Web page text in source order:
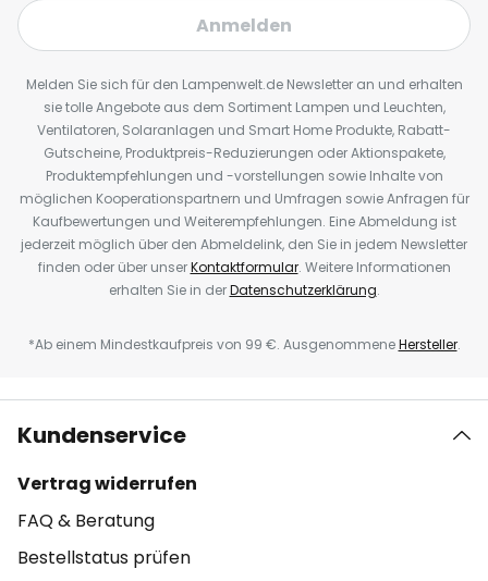
Anmelden
Melden Sie sich für den Lampenwelt.de Newsletter an und erhalten
sie tolle Angebote aus dem Sortiment Lampen und Leuchten,
Ventilatoren, Solaranlagen und Smart Home Produkte, Rabatt-
Gutscheine, Produktpreis-Reduzierungen oder Aktionspakete,
Produktempfehlungen und -vorstellungen sowie Inhalte von
möglichen Kooperationspartnern und Umfragen sowie Anfragen für
Kaufbewertungen und Weiterempfehlungen. Eine Abmeldung ist
jederzeit möglich über den Abmeldelink, den Sie in jedem Newsletter
finden oder über unserKontaktformular. Weitere Informationen
erhalten Sie in derDatenschutzerklärung.
*Ab einem Mindestkaufpreis von 99 €. AusgenommeneHersteller.
Kundenservice
Vertrag widerrufen
FAQ & Beratung
Bestellstatus prüfen